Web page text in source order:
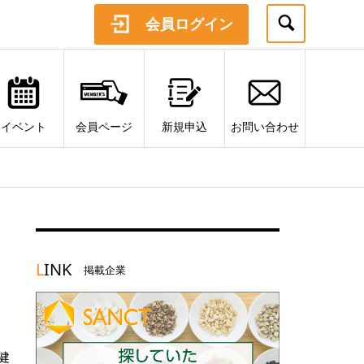
会員ログイン
イベント 会員ページ 新規申込 お問い合わせ
LINK 掲載企業